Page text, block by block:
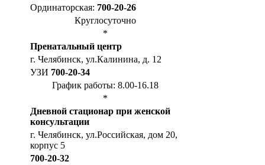
Ординаторская: 700-20-26
Круглосуточно
*
Пренатальный центр
г. Челябинск, ул.Калинина, д. 12
УЗИ 700-20-34
График работы: 8.00-16.18
*
Дневной стационар при женской
консультации
г. Челябинск, ул.Российская, дом 20,
корпус 5
700-20-32